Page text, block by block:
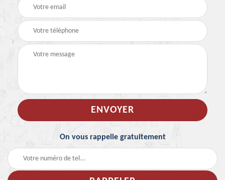
On vous rappelle gratuitement